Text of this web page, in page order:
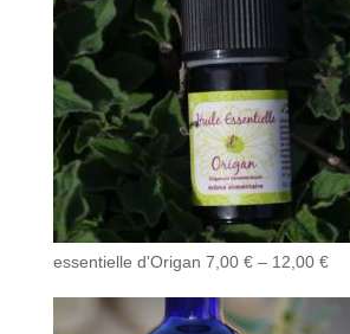
essentielle d'Origan 7,00 €– 12,00 €